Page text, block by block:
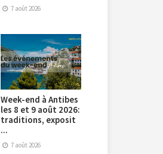
7 août 2026
Week-end à Antibes
les 8 et 9 août 2026:
traditions, exposit
...
7 août 2026